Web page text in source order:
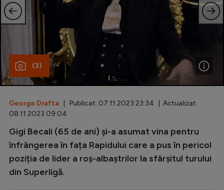
Fotbal feminin
Special
Diverse
Inedit
Clasamente
Champions League
Europa League
(3)
George Drafta | Publicat: 07.11.2023 23:34 | Actualizat:
08.11.2023 09:04
Gigi Becali (65 de ani) și-a asumat vina pentru
înfrângerea în fața Rapidului care a pus în pericol
poziția de lider a roș-albaștrilor la sfârșitul turului
din Superligă.